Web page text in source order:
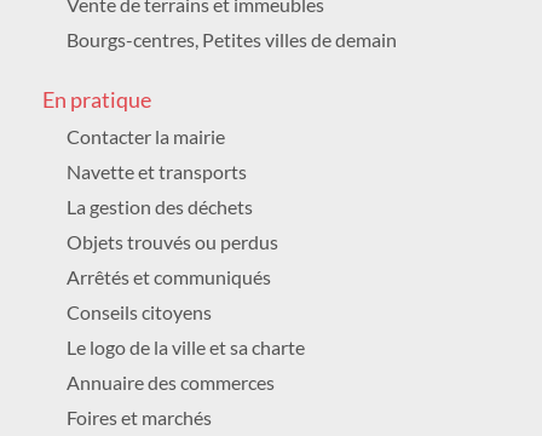
ST-REMI ET ST-PRIVAT, CHAPELLE ST-
ELOI
Culture / / Animation
SAMEDI 22 AOÛT 2026
17h à 18h
265 Avenue des Tilleuls
RELAXATION AUX BOLS CHANTANTS ET
Animation
10h à 18h
Vigie de l'eau - galerie thermale
AGORA PORTES OUVERTES VIGIE DE
L'EAU
Nature / Animation /
Bourgs-centres, Petites villes de demain
En pratique
Contacter la mairie
Navette et transports
La gestion des déchets
Objets trouvés ou perdus
Arrêtés et communiqués
Conseils citoyens
Le logo de la ville et sa charte
Annuaire des commerces
Foires et marchés